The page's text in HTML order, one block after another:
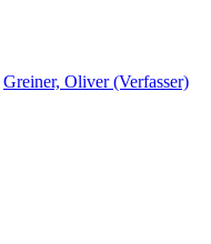
Greiner, Oliver (Verfasser)